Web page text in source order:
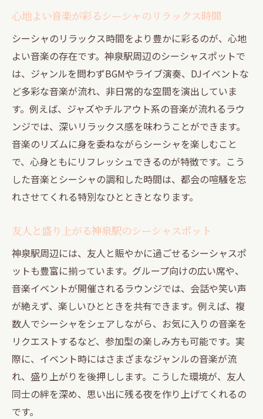
音楽イベントで盛り上がるシーシャバー体
験
円山町で叶える極上のシーシャリラックス
落ち着いた雰囲気でシーシャを満喫するなら
静かな空間で楽しむシーシャと音楽の時間
落ち着いた雰囲気が魅力のシーシャスポッ
ト
音楽とともに満喫する癒やしのシーシャ体
験
リラックス重視派におすすめのシーシャ選
び
シーシャ初心者も安心な落ち着いた環境
初心者も安心のシーシャと音楽の楽しみ方
シーシャ初心者が安心できる音楽空間の選
び方
初めてでも楽しめるシーシャと音楽のコツ
スタッフが親切なシーシャバーのポイント
音楽とシーシャの初心者向け楽しみ方解説
安心してリラックスできるシーシャ体験法
友人と一緒に始めるシーシャと音楽の魅力
心地よい音楽が彩るシーシャのリラックス時間
シーシャのリラックス時間をより豊かに彩るのが、心地
よい音楽の存在です。神泉駅周辺のシーシャスポットで
は、ジャンルを問わずBGMやライブ演奏、DJイベントな
ど多彩な音楽が流れ、非日常的な空間を演出していま
す。例えば、ジャズやチルアウト系の音楽が流れるラウ
ンジでは、深いリラックス感を味わうことができます。
音楽のリズムに身を委ねながらシーシャを楽しむこと
で、心身ともにリフレッシュできるのが特徴です。こう
した音楽とシーシャの調和した時間は、都会の喧騒を忘
れさせてくれる特別なひとときとなります。
友人と盛り上がる神泉駅のシーシャスポット
神泉駅周辺には、友人と賑やかに過ごせるシーシャスポ
ットも豊富に揃っています。グループ向けの広い席や、
音楽イベントが開催されるラウンジでは、会話や笑い声
が絶えず、楽しいひとときを共有できます。例えば、複
数人でシーシャをシェアしながら、お気に入りの音楽を
リクエストするなど、参加型の楽しみ方も可能です。実
際に、イベント時にはさまざまなジャンルの音楽が流
れ、盛り上がりを後押しします。こうした環境が、友人
同士の絆を深め、思い出に残る夜を作り上げてくれるの
です。